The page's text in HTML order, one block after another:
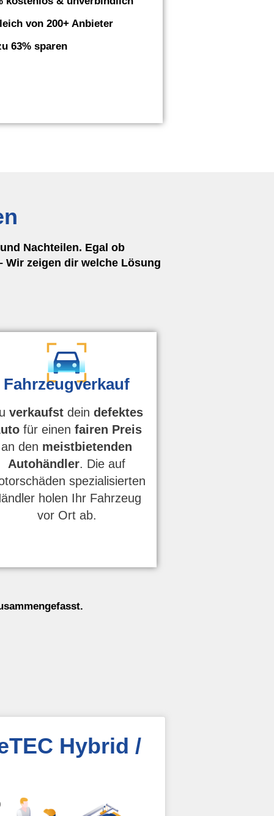
von 200+ Anbieter
63% sparen
Nachteilen. Egal ob
Wir zeigen dir welche Lösung
Fahrzeugverkauf
verkaufst deindefektes
für einen fairen Preis
an den meistbietenden
Autohändler. Die auf
spezialisierten
holen Ihr Fahrzeug
vor Ort ab.
Hybrid /